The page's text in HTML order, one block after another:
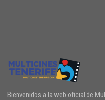
Bienvenidos a la web oficial de